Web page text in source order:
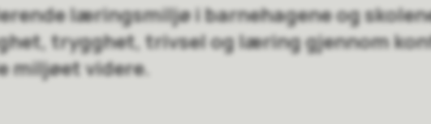
læringsmiljø i barnehagene og
trygghet, trivsel og læring gjennom
miljøet videre.